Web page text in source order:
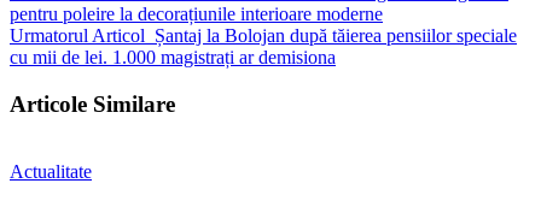
pentru poleire la decorațiunile interioare moderne
Urmatorul Articol Șantaj la Bolojan după tăierea pensiilor speciale
cu mii de lei. 1.000 magistrați ar demisiona
Articole Similare
Actualitate